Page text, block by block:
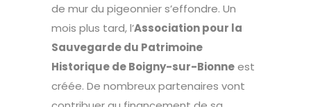
de mur du pigeonnier s’effondre. Un
mois plus tard, l’Association pour la
Sauvegarde du Patrimoine
Historique de Boigny-sur-Bionneest
créée. De nombreux partenaires vont